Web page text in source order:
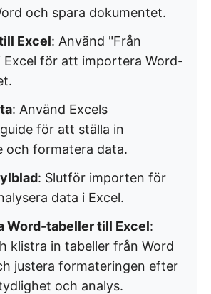
och spara dokumentet.
Excel: Använd "Från
Excel för att importera Word-
: Använd Excels
för att ställa in
och formatera data.
: Slutför importen för
data i Excel.
Word-tabeller till Excel:
klistra in tabeller från Word
justera formateringen efter
och analys.